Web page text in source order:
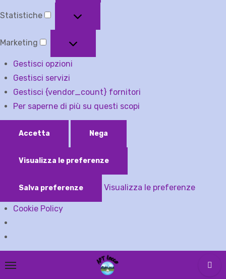
Statistiche
Marketing
Gestisci opzioni
Gestisci servizi
Gestisci {vendor_count} fornitori
Per saperne di più su questi scopi
Accetta Nega
Visualizza le preferenze
Salva preferenze Visualizza le preferenze
Cookie Policy
to